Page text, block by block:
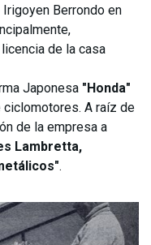
Berrondo en
de la casa
Japonesa "Honda"
A raíz de
de la empresa a
Lambretta,
.